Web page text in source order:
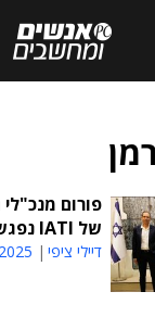
פורום
של IATI נפגש בבית הנשיא
דיילי ציפי 12:26